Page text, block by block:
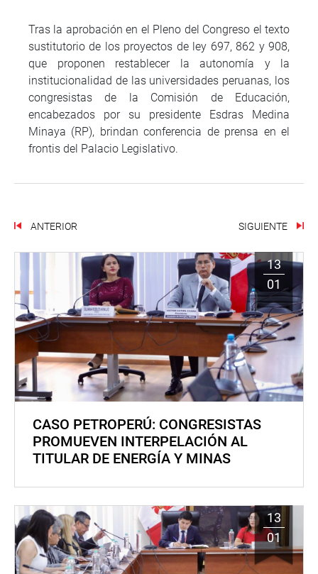
Tras la aprobación en el Pleno del Congreso el texto
sustitutorio de los proyectos de ley 697, 862 y 908,
que proponen restablecer la autonomía y la
institucionalidad de las universidades peruanas, los
congresistas de la Comisión de Educación,
encabezados por su presidente Esdras Medina
Minaya (RP), brindan conferencia de prensa en el
frontis del Palacio Legislativo.
ANTERIOR SIGUIENTE
13
01
CASO PETROPERÚ: CONGRESISTAS
PROMUEVEN INTERPELACIÓN AL
TITULAR DE ENERGÍA Y MINAS
13
01